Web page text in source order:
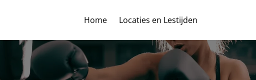
Home Locaties en Lestijden